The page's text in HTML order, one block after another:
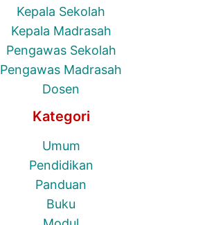
Kepala Sekolah
Kepala Madrasah
Pengawas Sekolah
Pengawas Madrasah
Dosen
Kategori
Umum
Pendidikan
Panduan
Buku